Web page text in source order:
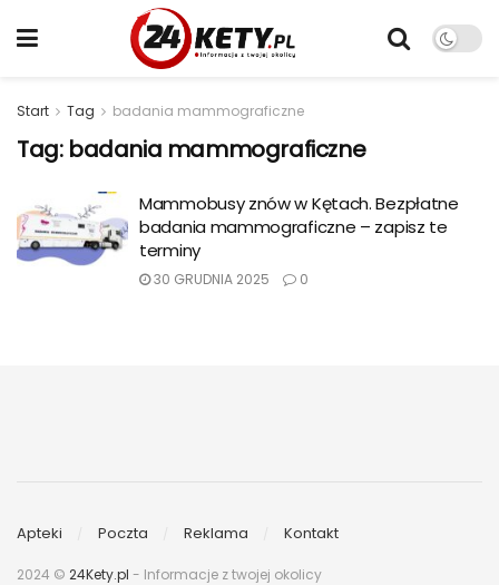
Start Tag badania mammograficzne
Tag: badania mammograficzne
Mammobusy znów w Kętach. Bezpłatne
badania mammograficzne – zapisz te
terminy
30 GRUDNIA 2025 0
Apteki Poczta Reklama Kontakt
2024 © 24Kety.pl - Informacje z twojej okolicy